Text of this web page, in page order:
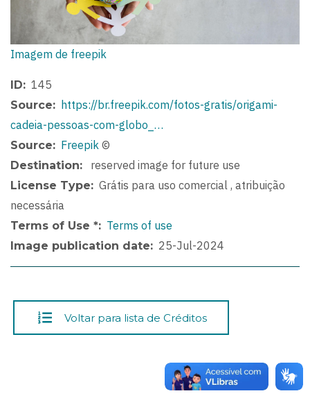
Imagem de freepik
ID 145
Source
https://br.freepik.com/fotos-gratis/origami-
cadeia-pessoas-com-globo_…
Source Freepik ©
Destination reserved image for future use
License Type
Grátis para uso comercial , atribuição
necessária
Terms of Use * Terms of use
Image publication date 25-Jul-2024
Voltar para lista de Créditos